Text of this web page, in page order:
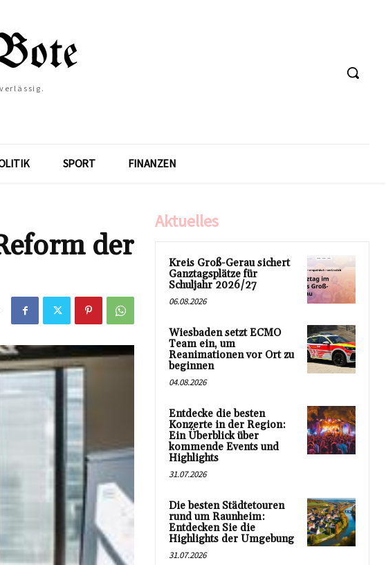
SPORT FINANZEN
der
Aktuelles
Kreis Groß-Gerau sichert
Ganztagsplätze für
Schuljahr 2026/27
06.08.2026
Wiesbaden setzt ECMO
Team ein, um
Reanimationen vor Ort zu
beginnen
04.08.2026
Entdecke die besten
Konzerte in der Region:
Ein Überblick über
kommende Events und
Highlights
31.07.2026
Die besten Städtetouren
rund um Raunheim:
Entdecken Sie die
Highlights der Umgebung
31.07.2026